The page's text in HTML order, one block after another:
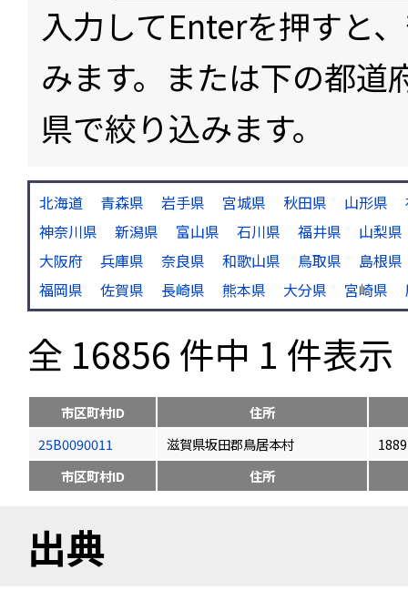
入力してEnterを押すと
みます。または下の都道
県で絞り込みます。
北海道 青森県 岩手県 宮城県 秋田県 山形県
神奈川県
新潟県 富山県 石川県 福井県
山梨県
大阪府
兵庫県 奈良県 和歌山県 鳥取県
島根県
福岡県
佐賀県 長崎県 熊本県 大分県 宮崎県
全 16856 件中 1 件表示
市区町村ID
住所
25B0090011
滋賀県坂田郡鳥居本村
市区町村ID
住所
出典